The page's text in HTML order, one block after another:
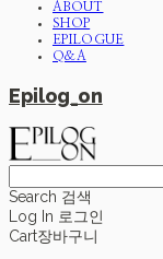
ABOUT
SHOP
EPILOGUE
Q&A
Epilog_on
Search 검색
Log In 로그인
Cart장바구니